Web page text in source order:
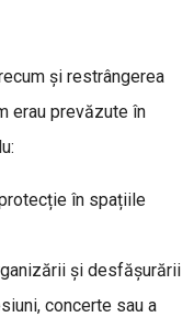
și restrângerea
erau prevăzute în
în spațiile
și desfășurării
concerte sau a